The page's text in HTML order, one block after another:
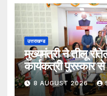
उत्तराखण्ड
मुख्यमंत्री ने तीलू
कार्यकत्री पुरस्कार
सम्मानित
8 AUGUST 2026